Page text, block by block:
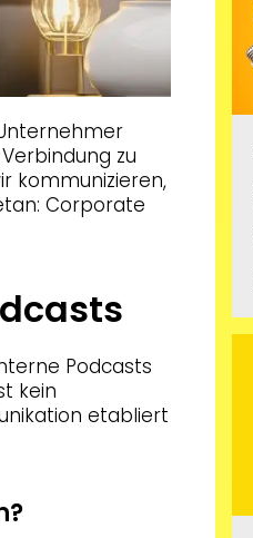
zu
kommunizieren,
Corporate
Podcasts
kein
etabliert